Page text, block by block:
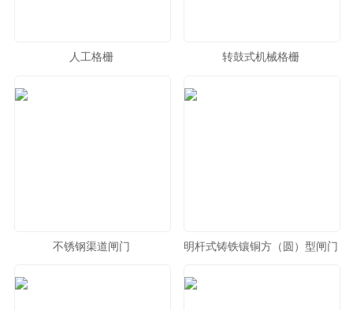
人工格栅 转鼓式机械格栅
不锈钢渠道闸门 明杆式铸铁镶铜方（圆）型闸门